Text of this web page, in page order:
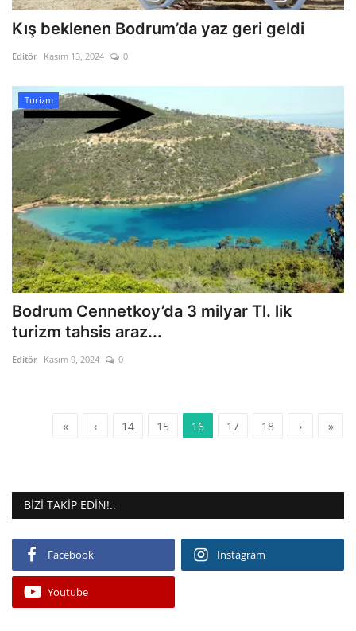
Kış beklenen Bodrum’da yaz geri geldi
Editör Kasım 13, 2024 0
Turizm
Bodrum Cennetkoy’da 3 milyar Tl. lik
turizm tahsis araz...
Editör Kasım 9, 2024 0
« ‹ 14 15 16 17 18 › »
BIZI TAKIP EDIN!..
Facebook Instagram
Youtube